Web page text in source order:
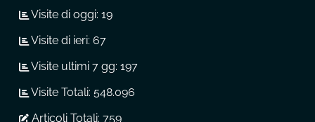
Visite di oggi: 19
Visite di ieri: 67
Visite ultimi 7 gg: 197
Visite Totali: 548.096
Articoli Totali: 759